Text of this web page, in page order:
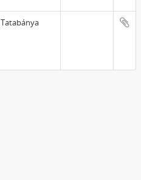
Tatabánya